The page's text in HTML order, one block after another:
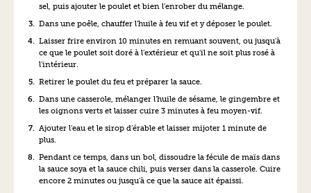
sel, puis ajouter le poulet et bien l’enrober du mélange.
Dans une poêle, chauffer l’huile à feu vif et y déposer le poulet.
Laisser frire environ 10 minutes en remuant souvent, ou jusqu’à
ce que le poulet soit doré à l’extérieur et qu’il ne soit plus rosé à
l’intérieur.
Retirer le poulet du feu et préparer la sauce.
Dans une casserole, mélanger l’huile de sésame, le gingembre et
les oignons verts et laisser cuire 3 minutes à feu moyen-vif.
Ajouter l’eau et le sirop d’érable et laisser mijoter 1 minute de
plus.
Pendant ce temps, dans un bol, dissoudre la fécule de maïs dans
la sauce soya et la sauce chili, puis verser dans la casserole. Cuire
encore 2 minutes ou jusqu’à ce que la sauce ait épaissi.